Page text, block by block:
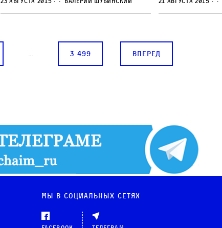
3 499 Вперед
Мы в социальных сетях